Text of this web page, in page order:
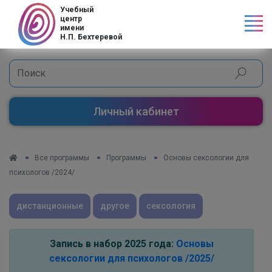
Учебный
центр
имени
Н.П. Бехтеревой
Личный кабинет
Все программы Программы
Основы сексологии для
психологов /2024/
дистанционные другое сексология
Запись в набор 2025 года: Основы
сексологии для психологов /2025/
Код страны